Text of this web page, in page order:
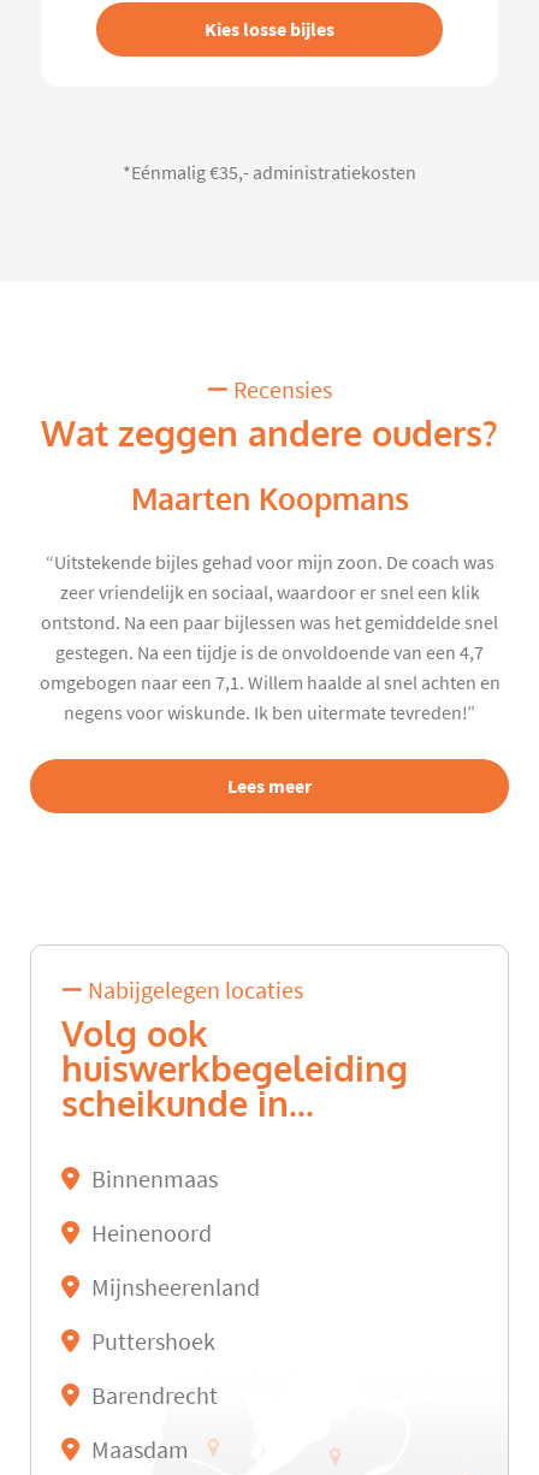
Kies losse bijles
*Eénmalig €35,- administratiekosten
Recensies
Wat zeggen andere ouders?
Maarten Koopmans
“Uitstekende bijles gehad voor mijn zoon. De coach was
zeer vriendelijk en sociaal, waardoor er snel een klik
ontstond. Na een paar bijlessen was het gemiddelde snel
gestegen. Na een tijdje is de onvoldoende van een 4,7
omgebogen naar een 7,1. Willem haalde al snel achten en
negens voor wiskunde. Ik ben uitermate tevreden!”
Lees meer
Nabijgelegen locaties
Volg ook
huiswerkbegeleiding
scheikunde in...
Binnenmaas
Heinenoord
Mijnsheerenland
Puttershoek
Barendrecht
Maasdam